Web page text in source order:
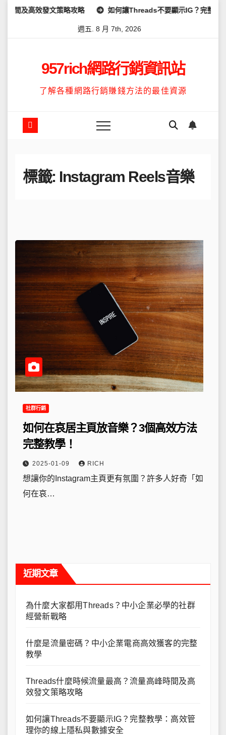
Skip高效發文策略攻略 如何讓Threads不要顯示IG？完整教學：
週五. 8 月 7th, 2026
957rich網路行銷資訊站
了解各種網路行銷賺錢方法的最佳資源
標籤: Instagram Reels音樂
社群行銷
如何在哀居主頁放音樂？3個高效方法
完整教學！
2025-01-09 RICH
想讓你的Instagram主頁更有氛圍？許多人好奇「如
何在哀…
近期文章
為什麼大家都用Threads？中小企業必學的社群
經營新戰略
什麼是流量密碼？中小企業電商高效獲客的完整
教學
Threads什麼時候流量最高？流量高峰時間及高
效發文策略攻略
如何讓Threads不要顯示IG？完整教學：高效管
理你的線上隱私與數據安全